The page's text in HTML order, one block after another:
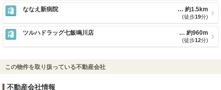
ななえ新病院 約1.5km
(徒歩19分)
ツルハドラッグ七飯鳴川店 約960m
(徒歩12分)
この物件を取り扱っている不動産会社
不動産会社情報